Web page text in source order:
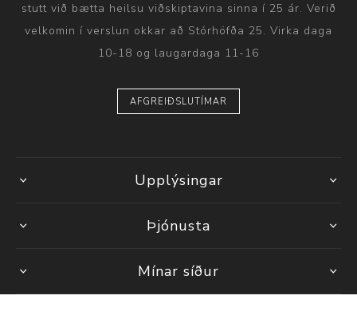
stutt við bætta heilsu viðskiptavina sinna í 25 ár. Verið
velkomin í verslun okkar að Stórhöfða 25. Virka daga
10-18 og laugardaga 11-16
AFGREIÐSLUTÍMAR
Upplýsingar
Þjónusta
Mínar síður